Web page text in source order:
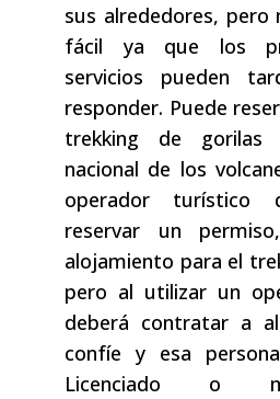
sus alrededores, pero
fácil ya que los
servicios pueden
responder. Puede
trekking de
nacional de los
operador turístico
reservar un
alojamiento para el
pero al utilizar un
deberá contratar a
confíe y esa
Licenciado o